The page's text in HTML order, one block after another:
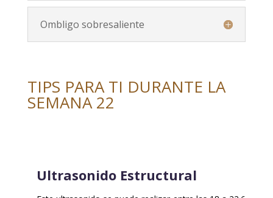
Ombligo sobresaliente
TIPS PARA TI DURANTE LA
SEMANA 22
Ultrasonido Estructural